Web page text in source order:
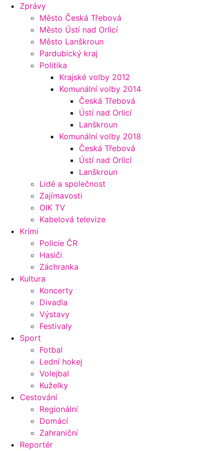
Zprávy
Město Česká Třebová
Město Ústí nad Orlicí
Město Lanškroun
Pardubický kraj
Politika
Krajské volby 2012
Komunální volby 2014
Česká Třebová
Ústí nad Orlicí
Lanškroun
Komunální volby 2018
Česká Třebová
Ústí nad Orlicí
Lanškroun
Lidé a společnost
Zajímavosti
OIK TV
Kabelová televize
Krimi
Policie ČR
Hasiči
Záchranka
Kultura
Koncerty
Divadla
Výstavy
Festivaly
Sport
Fotbal
Lední hokej
Volejbal
Kuželky
Cestování
Regionální
Domácí
Zahraniční
Reportér